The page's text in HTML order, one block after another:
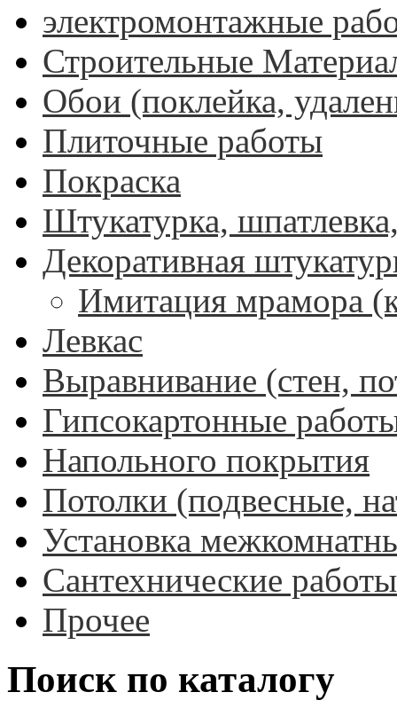
электромонтажные
Строительные
Обои (поклейка,
Плиточные работы
Покраска
Штукатурка,
Декоративная
Имитация мрамора
Левкас
Выравнивание (стен,
Гипсокартонные
Напольного покрытия
Потолки (подвесные,
Установка
Сантехнические работы
Прочее
Поиск по каталогу